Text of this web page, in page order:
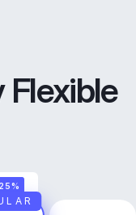
Flexible